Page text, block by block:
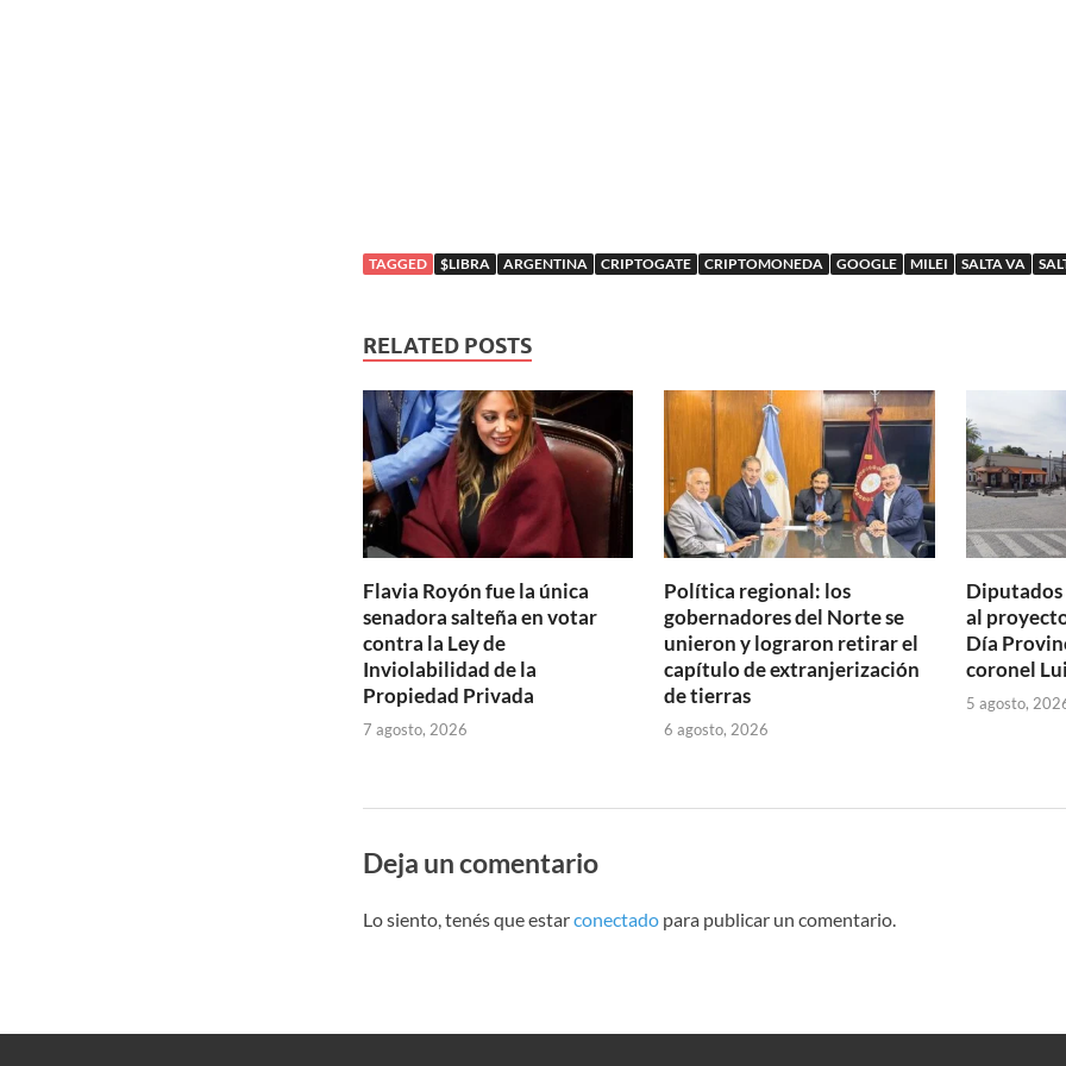
TAGGED $LIBRA ARGENTINA CRIPTOGATE CRIPTOMONEDA GOOGLE MILEI SALTA VA
RELATED POSTS
Flavia Royón fue la única
senadora salteña en votar
contra la Ley de
Inviolabilidad de la
Propiedad Privada
7 agosto, 2026
Política regional: los
gobernadores del Norte se
unieron y lograron retirar el
capítulo de extranjerización
de tierras
6 agosto, 2026
Diputados
al
Día
coronel
5 agosto,
Deja un comentario
Lo siento, tenés que estarconectadopara publicar un comentario.